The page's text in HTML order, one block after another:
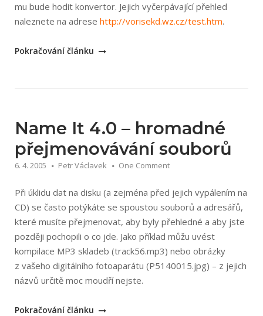
mu bude hodit konvertor. Jejich vyčerpávající přehled
naleznete na adrese http://vorisek­d.wz.cz/test.htm.
„CodeConv
Pokračování článku
Name It 4.0 – hromadné
přejmenovávání souborů
6. 4. 2005 Petr Václavek One Comment
Při úklidu dat na disku (a zejména před jejich vypálením na
CD) se často potýkáte se spoustou souborů a adresářů,
které musíte přejmenovat, aby byly přehledné a aby jste
později pochopili o co jde. Jako příklad můžu uvést
kompilace MP3 skladeb (track56.mp3) nebo obrázky
z vašeho digitálního fotoaparátu (P5140015.jpg) – z jejich
názvů určitě moc moudří nejste.
„Name
Pokračování článku